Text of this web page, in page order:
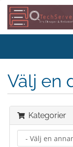
Välj en
Kategorier